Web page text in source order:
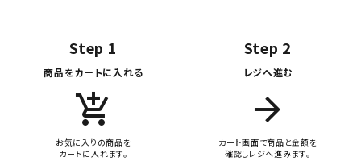
Step 1
商品をカートに入れる
add_shopping_cart
お気に入りの商品を
カートに入れます。
Step 2
レジへ進む
arrow_forward
カート画面で商品と金額を
確認しレジへ進みます。